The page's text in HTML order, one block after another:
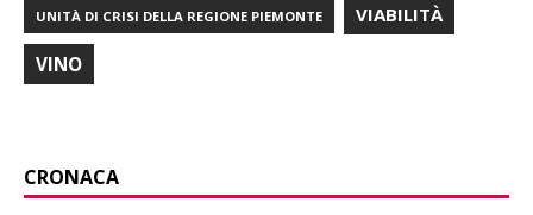
UNITÀ DI CRISI DELLA REGIONE PIEMONTE VIABILITÀ
VINO
CRONACA